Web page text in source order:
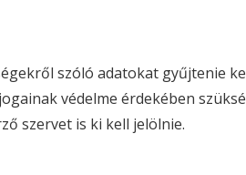
szóló adatokat gyűjtenie
védelme érdekében
szervet is ki kell jelölnie.